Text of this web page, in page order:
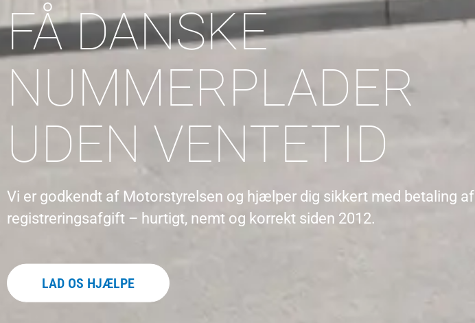
FÅ DANSKE
NUMMERPLADER
UDEN VENTETID
Vi er godkendt af Motorstyrelsen og hjælper dig sikkert med betaling af
registreringsafgift – hurtigt, nemt og korrekt siden 2012.
LAD OS HJÆLPE